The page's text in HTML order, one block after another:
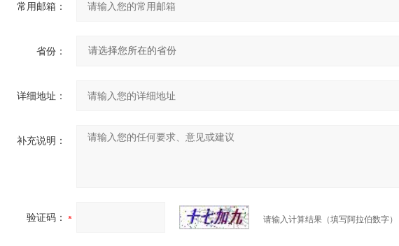
常用邮箱：
省份：
详细地址：
补充说明：
验证码： 请输入计算结果（填写阿拉伯数字